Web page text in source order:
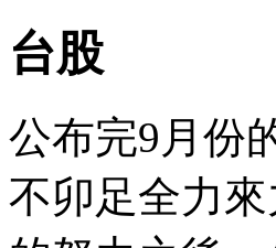
台股
公布完9月份
不卯足全力